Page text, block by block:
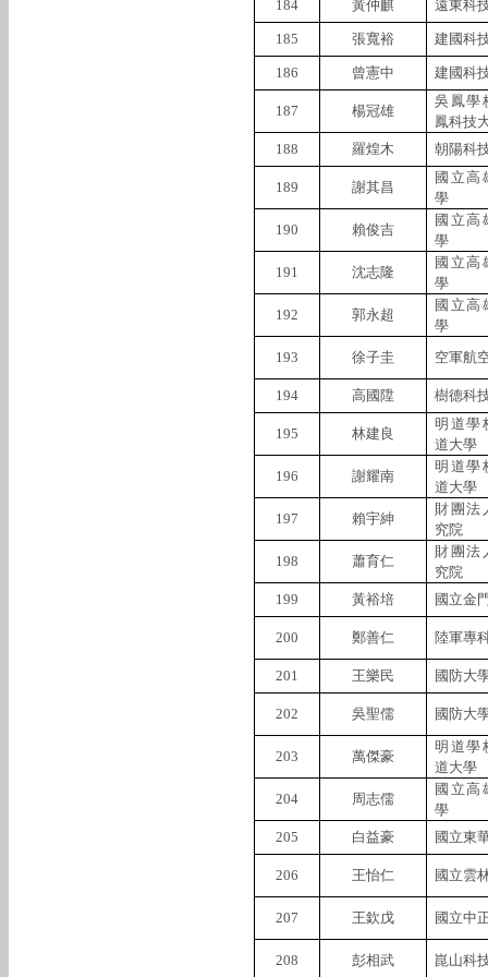
184 黃仲麒 遠東科
185 張寬裕 建國科
186 曾憲中 建國科
187 楊冠雄
吳鳳學
鳳科技
188
羅煌木 朝陽科
189 謝其昌
國立高
學
190
賴俊吉
國立高
學
191
沈志隆
國立高
學
192
郭永超
國立高
學
193
徐子圭 空軍航
194 高國陞 樹德科
195 林建良
明道學
道大學
196
謝耀南
明道學
道大學
197
賴宇紳
財團法
究院
198
蕭育仁
財團法
究院
199
黃裕培 國立金
200 鄭善仁 陸軍專
201 王樂民 國防大
202 吳聖儒 國防大
203 萬傑豪
明道學
道大學
204
周志儒
國立高
學
205
白益豪 國立東
206 王怡仁 國立雲
207 王欽戊 國立中
208 彭相武 崑山科